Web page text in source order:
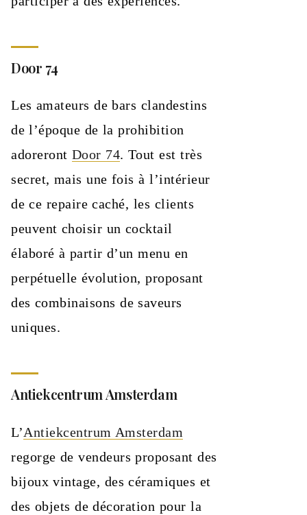
Door 74
Les amateurs de bars clandestins
de l’époque de la prohibition
adoreront Door 74. Tout est très
secret, mais une fois à l’intérieur
de ce repaire caché, les clients
peuvent choisir un cocktail
élaboré à partir d’un menu en
perpétuelle évolution, proposant
des combinaisons de saveurs
uniques.
Antiekcentrum Amsterdam
L’Antiekcentrum Amsterdam
regorge de vendeurs proposant des
bijoux vintage, des céramiques et
des objets de décoration pour la